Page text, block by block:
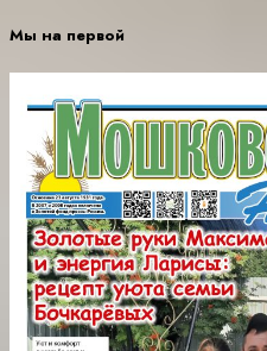
Мы на первой